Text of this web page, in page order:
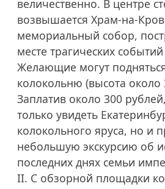
величественно. В центре
возвышается Храм-на-
мемориальный собор,
месте трагических
Желающие могут
колокольню (высота около
Заплатив около 300
только увидеть
колокольного яруса, но и
небольшую экскурсию об
последних днях семьи
II. С обзорной площадки